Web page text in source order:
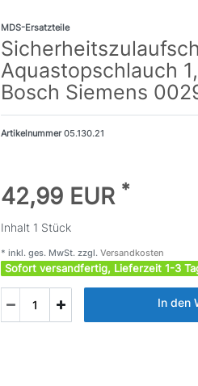
MDS-Ersatzteile
Aquastopschlauch
Bosch Siemens
Artikelnummer05.130.21
42,99 EUR *
Inhalt 1 Stück
* inkl. ges. MwSt. zzgl. Versandkosten
Sofort versandfertig, Lieferzeit 1-3
In den